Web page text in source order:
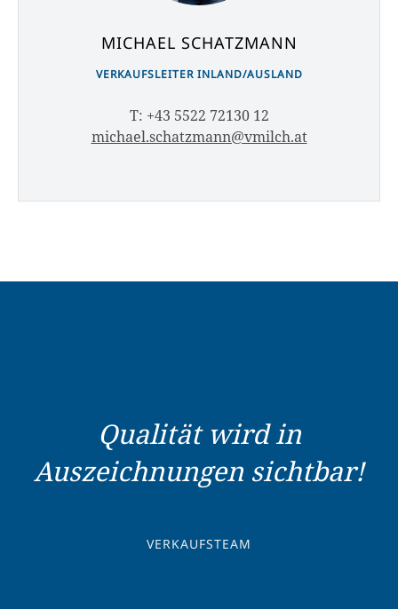
MICHAEL SCHATZMANN
VERKAUFSLEITER INLAND/AUSLAND
T: +43 5522 72130 12
michael.schatzmann@vmilch.at
Qualität wird in
Auszeichnungen sichtbar!
VERKAUFSTEAM